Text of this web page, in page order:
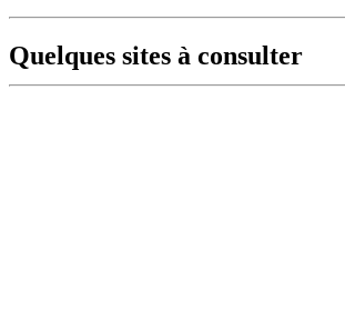
Quelques sites à consulter